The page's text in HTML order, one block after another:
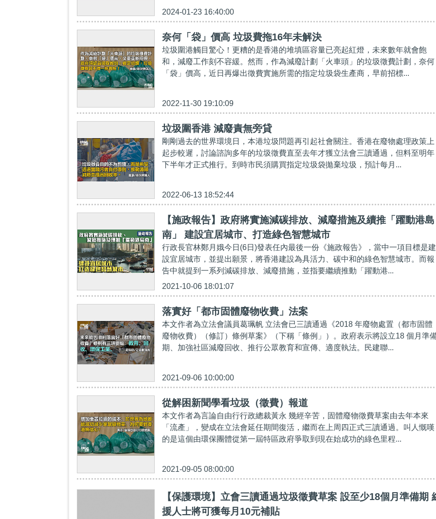
2024-01-23 16:40:00
奈何「袋」價高 垃圾費拖16年未解決
垃圾圍港觸目驚心！更糟的是香港的堆填區容量已亮起紅燈，未來數年就會飽
和，減廢工作刻不容緩。然而，作為減廢計劃「火車頭」的垃圾徵費計劃，奈何
「袋」價高，近日再爆出徵費實施所需的指定垃圾袋生產商，早前招標...
2022-11-30 19:10:09
垃圾圍香港 減廢責無旁貸
剛剛過去的世界環境日，本港垃圾問題再引起社會關注。香港在廢物處理政策上
起步較遲，討論諮詢多年的垃圾徵費直至去年才獲立法會三讀通過，但料至明年
下半年才正式推行。到時市民須購買指定垃圾袋拋棄垃圾，預計每月...
2022-06-13 18:52:44
【施政報告】政府將實施減碳排放、減廢措施及續推「躍動港島
南」 建設宜居城市、打造綠色智慧城市
行政長官林鄭月娥今日(6日)發表任內最後一份《施政報告》，當中一項目標是建
設宜居城市，並提出願景，將香港建設為具活力、碳中和的綠色智慧城市。而報
告中就提到一系列減碳排放、減廢措施，並指要繼續推動「躍動港...
2021-10-06 18:01:07
落實好「都市固體廢物收費」法案
本文作者為立法會議員葛珮帆 立法會已三讀通過《2018 年廢物處置（都市固體
廢物收費）（修訂）條例草案》（下稱「條例」）。政府表示將設立18 個月準
期、加強社區減廢回收、推行公眾教育和宣傳、適度執法。民建聯...
2021-09-06 10:00:00
從解困新聞學看垃圾（徵費）報道
本文作者為言論自由行行政總裁黃永 幾經辛苦，固體廢物徵費草案由去年本來
「流產」，變成在立法會延任期間復活，繼而在上周四正式三讀通過。叫人慨嘆
的是這個由環保團體從第一屆特區政府爭取到現在始成功的綠色里程...
2021-09-05 08:00:00
【保護環境】立會三讀通過垃圾徵費草案 設至少18個月準備期
援人士將可獲每月10元補貼